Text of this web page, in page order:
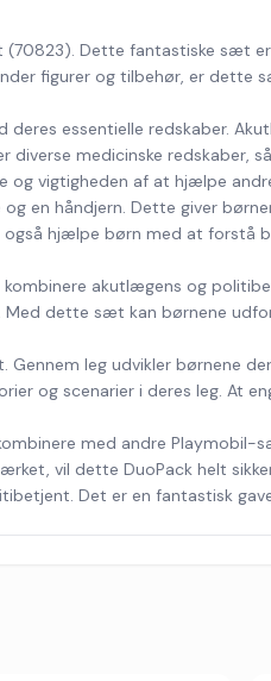
Dette fantastiske sæt
figurer og tilbehør, er
essentielle redskaber.
medicinske redskaber,
og vigtigheden af at hjælpe
en håndjern. Dette giver
hjælpe børn med at forstå
akutlægens og
dette sæt kan børnene
leg udvikler børnene
og scenarier i deres leg. At
med andre Playmobil-
vil dette DuoPack helt
Det er en fantastisk